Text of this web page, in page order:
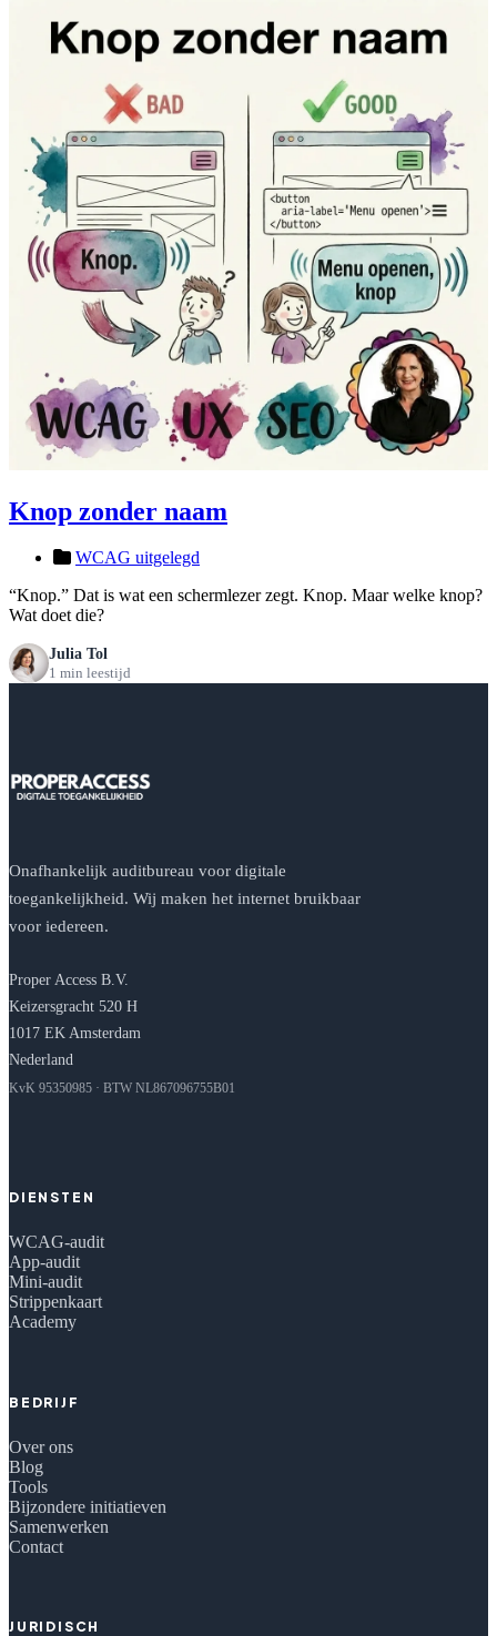
Knop zonder naam
WCAG uitgelegd
“Knop.” Dat is wat een schermlezer zegt. Knop. Maar welke knop?
Wat doet die?
Julia Tol
1 min leestijd
Onafhankelijk auditbureau voor digitale
toegankelijkheid. Wij maken het internet bruikbaar
voor iedereen.
Proper Access B.V.
Keizersgracht 520 H
1017 EK Amsterdam
Nederland
KvK 95350985 · BTW NL867096755B01
DIENSTEN
WCAG-audit
App-audit
Mini-audit
Strippenkaart
Academy
BEDRIJF
Over ons
Blog
Tools
Bijzondere initiatieven
Samenwerken
Contact
JURIDISCH